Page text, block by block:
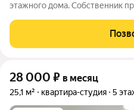
этажного дома. Собственник
оплачиваются отдельно. По
детьми, можно с питомцами.
28 000 ₽ в месяц
25,1 м² квартира-студия 5